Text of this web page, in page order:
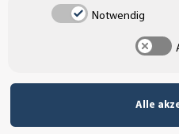
UNSER
UNSERE
Notwendig
Alle